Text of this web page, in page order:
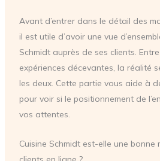
Avant d’entrer dans le détail des
il est utile d’avoir une vue
Schmidt auprès de ses clients.
expériences décevantes, la réalité
les deux. Cette partie vous aide à
pour voir si le positionnement de
vos attentes.
Cuisine Schmidt est-elle une bonne